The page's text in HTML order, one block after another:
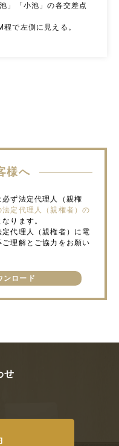
」「小池」の各交差点
程で左側に見える。
様へ
ず法定代理人（親権
法定代理人（親権者）の
ります。
代理人（親権者）に電
理解とご協力をお願い
ンロード
せ